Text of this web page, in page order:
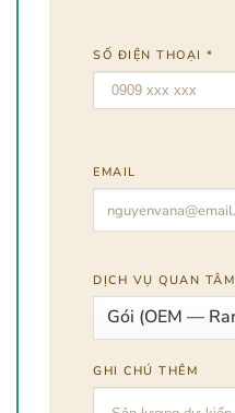
SỐ ĐIỆN THOẠI *
EMAIL
DỊCH VỤ QUAN TÂM
GHI CHÚ THÊM